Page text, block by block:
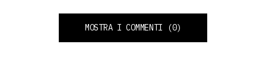
MOSTRA I COMMENTI (0)